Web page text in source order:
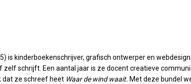
is kinderboekenschrijver, grafisch ontwerper en
zelf schrijft. Een aantal jaar is ze docent creatieve
dat ze schreef heet Waar de wind waait. Met deze bundel